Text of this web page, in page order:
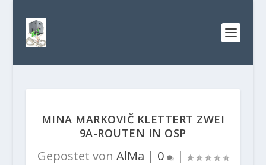
MINA MARKOVIČ KLETTERT ZWEI
9A-ROUTEN IN OSP
Gepostet von AlMa | 0 |